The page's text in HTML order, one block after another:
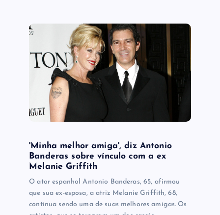
'Minha melhor amiga', diz Antonio
Banderas sobre vínculo com a ex
Melanie Griffith
O ator espanhol Antonio Banderas, 65, afirmou
que sua ex-esposa, a atriz Melanie Griffith, 68,
continua sendo uma de suas melhores amigas. Os